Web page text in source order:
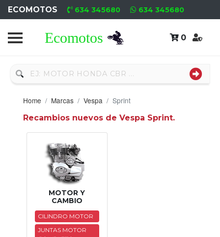
ECOMOTOS 634 345680 634 345680
0
Home
Usado
Neumáticos
Campa
Motores
Nuevos
Motores
Usados
Home Marcas Vespa Sprint
Recambios nuevos de Vespa Sprint.
MOTOR Y
CAMBIO
CILINDRO MOTOR
JUNTAS MOTOR